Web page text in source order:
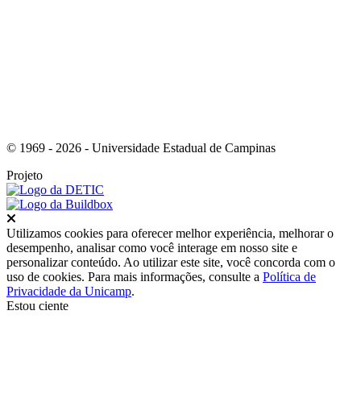
© 1969 - 2026 - Universidade Estadual de Campinas
Projeto
Utilizamos cookies para oferecer melhor experiência, melhorar o
desempenho, analisar como você interage em nosso site e
personalizar conteúdo. Ao utilizar este site, você concorda com o
uso de cookies. Para mais informações, consulte a Política de
Privacidade da Unicamp.
Estou ciente